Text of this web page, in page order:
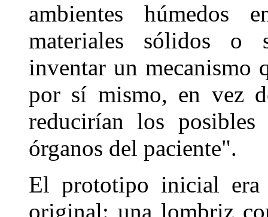
ambientes húmedos
materiales sólidos o
inventar un mecanismo
por sí mismo, en vez
reducirían los
órganos del paciente".
El prototipo inicial
original: una lombriz